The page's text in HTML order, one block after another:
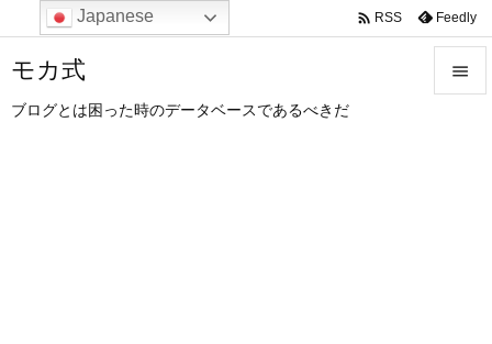
モカ式
ブログとは困った時のデータベースであるべきだ

 RSS Feedly
Japanese